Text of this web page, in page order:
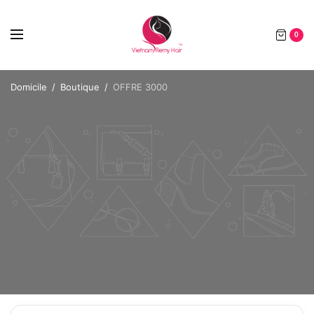
0
Domicile / Boutique / OFFRE 3000